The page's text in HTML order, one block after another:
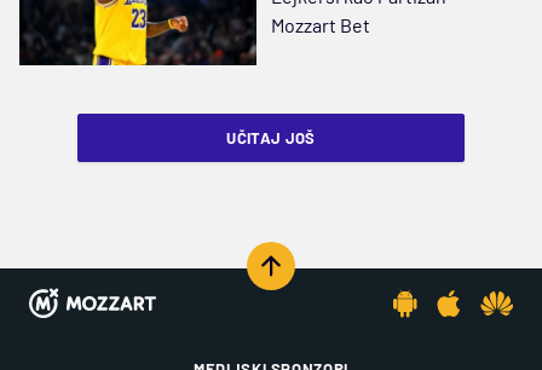
Mozzart Bet
UČITAJ JOŠ